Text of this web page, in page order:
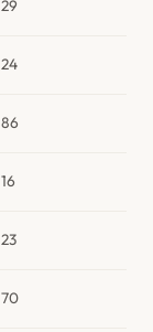
29
24
86
16
23
70